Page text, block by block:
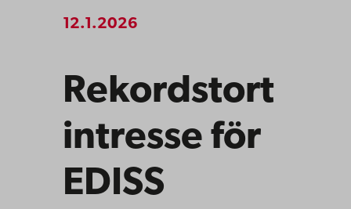
12.1.2026
Rekordstort
intresse för
EDISS